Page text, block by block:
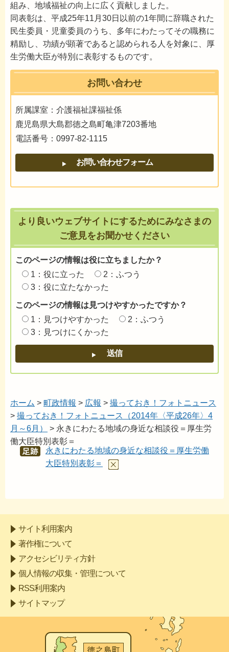
組み、地域福祉の向上に広く貢献しました。
同表彰は、平成25年11月30日以前の1年間に辞職された
民生委員・児童委員のうち、多年にわたってその職務に
精励し、功績が顕著であると認められる人を対象に、厚
生労働大臣が特別に表彰するものです。
お問い合わせ
所属課室：介護福祉課福祉係
鹿児島県大島郡徳之島町亀津7203番地
電話番号：0997-82-1115
より良いウェブサイトにするためにみなさまの
ご意見をお聞かせください
このページの情報は役に立ちましたか？
1：役に立った
2：ふつう
3：役に立たなかった
このページの情報は見つけやすかったですか？
1：見つけやすかった
2：ふつう
3：見つけにくかった
ホーム > 町政情報 > 広報 > 撮っておき！フォトニュース
> 撮っておき！フォトニュース（2014年〈平成26年〉4
月～6月）
> 永きにわたる地域の身近な相談役＝厚生労
働大臣特別表彰＝
あし
永きにわたる地域の身近な相談役＝厚生労働
大臣特別表彰＝
サイト利用案内
著作権について
アクセシビリティ方針
個人情報の収集・管理について
RSS利用案内
サイトマップ